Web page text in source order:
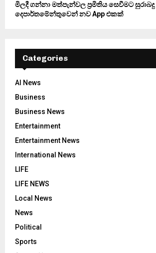
මිලදී ගන්නා මත්පැන්වල ප්‍රමිතිය සෙවීමට සුරාබදු
දෙපාර්තමේන්තුවෙන් නව App එකක්
Categories
AI News
Business
Business News
Entertainment
Entertainment News
International News
LIFE
LIFE NEWS
Local News
News
Political
Sports